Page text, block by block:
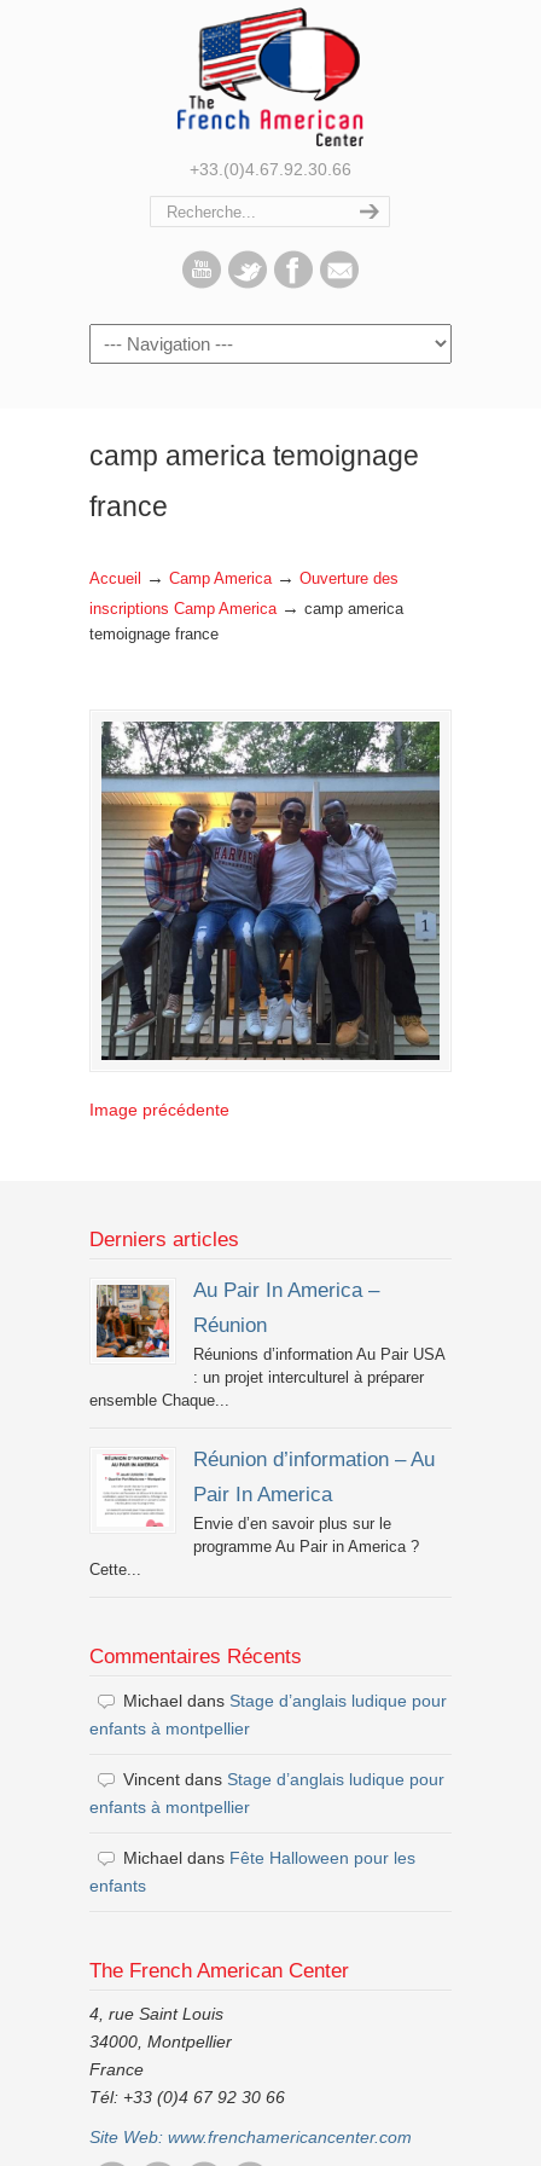
+33.(0)4.67.92.30.66
Navigation
camp america temoignage
france
Accueil → Camp America → Ouverture des
inscriptions Camp America → camp america
temoignage france
Image précédente
Derniers articles
Au Pair In America –
Réunion
Réunions d’information Au Pair USA
: un projet interculturel à préparer
ensemble Chaque...
Réunion d’information – Au
Pair In America
Envie d’en savoir plus sur le
programme Au Pair in America ?
Cette...
Commentaires Récents
Michael dans Stage d’anglais ludique pour
enfants à montpellier
Vincent dans Stage d’anglais ludique pour
enfants à montpellier
Michael dans Fête Halloween pour les
enfants
The French American Center
4, rue Saint Louis
34000, Montpellier
France
Tél: +33 (0)4 67 92 30 66
Site Web: www.frenchamericancenter.com